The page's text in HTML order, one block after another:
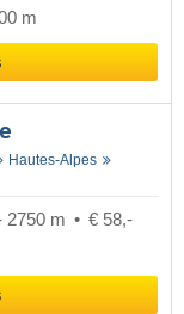
m
Hautes-Alpes
2750 m
€ 58,-